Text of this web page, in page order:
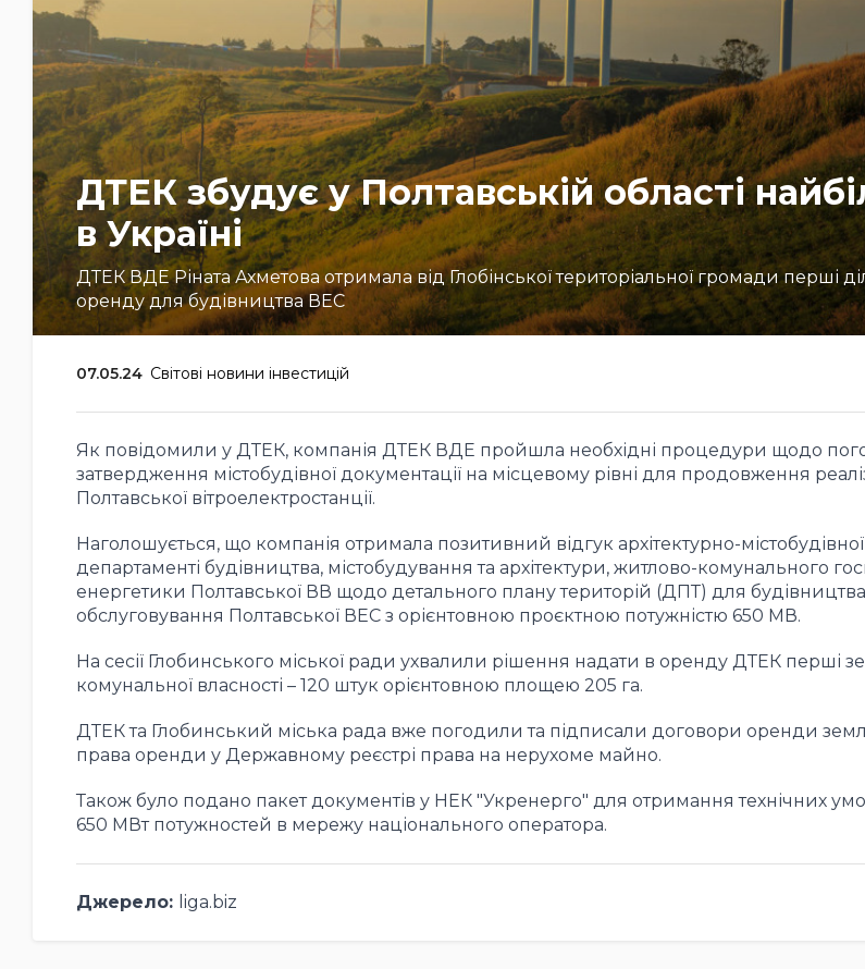
ДТЕК збудує у Полтавській області
в Україні
ДТЕК ВДЕ Ріната Ахметова отримала від Глобінської територіальної громади перші
оренду для будівництва ВЕС
07.05.24 Світові новини інвестицій
Як повідомили у ДТЕК, компанія ДТЕК ВДЕ пройшла необхідні процедури щодо
затвердження містобудівної документації на місцевому рівні для продовження
Полтавської вітроелектростанції.
Наголошується, що компанія отримала позитивний відгук архітектурно-
департаменті будівництва, містобудування та архітектури, житлово-комунального
енергетики Полтавської ВВ щодо детального плану територій (ДПТ) для будівництва,
обслуговування Полтавської ВЕС з орієнтовною проєктною потужністю 650 МВ.
На сесії Глобинського міської ради ухвалили рішення надати в оренду ДТЕК перші
комунальної власності – 120 штук орієнтовною площею 205 га.
ДТЕК та Глобинський міська рада вже погодили та підписали договори оренди
права оренди у Державному реєстрі права на нерухоме майно.
Також було подано пакет документів у НЕК "Укренерго" для отримання технічних
650 МВт потужностей в мережу національного оператора.
Джерело: liga.biz